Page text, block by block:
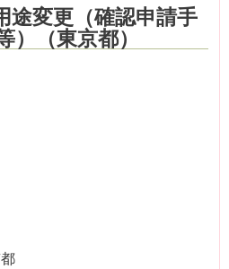
途変更（確認申請手
（東京都）